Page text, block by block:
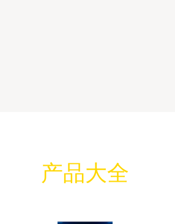
产品大全